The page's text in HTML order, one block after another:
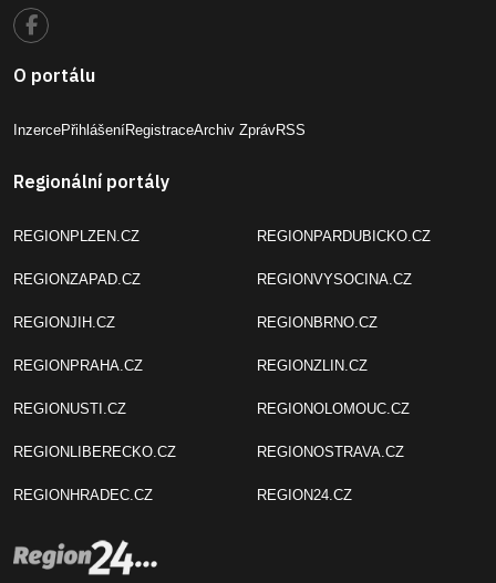
O portálu
InzercePřihlášeníRegistraceArchiv ZprávRSS
Regionální portály
REGIONPLZEN.CZ
REGIONZAPAD.CZ
REGIONJIH.CZ
REGIONPRAHA.CZ
REGIONUSTI.CZ
REGIONLIBERECKO.CZ
REGIONHRADEC.CZ
REGIONPARDUBICKO.CZ
REGIONVYSOCINA.CZ
REGIONBRNO.CZ
REGIONZLIN.CZ
REGIONOLOMOUC.CZ
REGIONOSTRAVA.CZ
REGION24.CZ